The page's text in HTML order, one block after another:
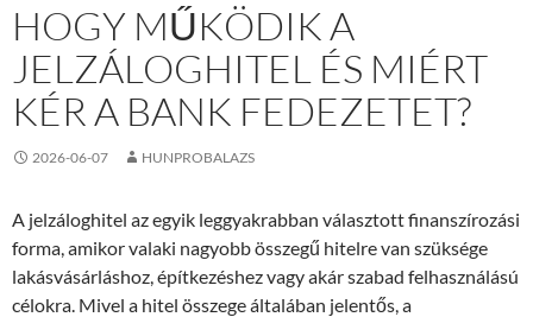
HOGY MŰKÖDIK A
JELZÁLOGHITEL ÉS MIÉRT
KÉR A BANK FEDEZETET?
2026-06-07 HUNPROBALAZS
A jelzáloghitel az egyik leggyakrabban választott finanszírozási
forma, amikor valaki nagyobb összegű hitelre van szüksége
lakásvásárláshoz, építkezéshez vagy akár szabad felhasználású
célokra. Mivel a hitel összege általában jelentős, a